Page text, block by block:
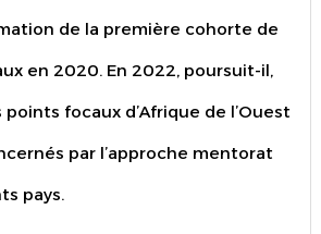
de la première cohorte de
en 2020. En 2022, poursuit-il,
points focaux d’Afrique de l’Ouest
par l’approche mentorat
pays.